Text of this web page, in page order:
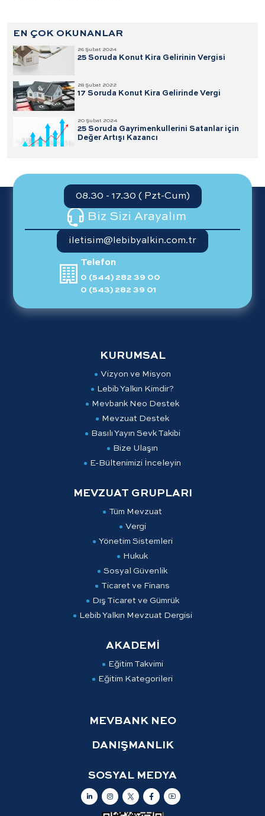
EN ÇOK OKUNANLAR
26 Şubat 2024
25 Soruda Konut Kira Gelirinin Vergisi
28 Şubat 2022
17 Soruda Konut Kira Gelirinde Vergi
20 Şubat 2024
25 Soruda Gayrimenkullerini Satanlar için
Değer Artışı Kazancı
08.30 - 17.30 ( Pzt-Cum)
Biz Sizi Arayalım
iletisim@lebibyalkin.com.tr
Telefon
0 (544) 282 39 00
0 (543) 282 39 01
KURUMSAL
Vizyon ve Misyon
Lebib Yalkın Kimdir?
Mevbank Neo Destek
Mevzuat Destek
Basılı Yayın Sevk Takibi
Bize Ulaşın
E-Bültenimizi İnceleyin
MEVZUAT GRUPLARI
Tüm Mevzuat
Vergi
Yönetim Sistemleri
Hukuk
Sosyal Güvenlik
Ticaret ve Finans
Dış Ticaret ve Gümrük
Lebib Yalkın Mevzuat Dergisi
AKADEMİ
Eğitim Takvimi
Eğitim Kategorileri
MEVBANK NEO
DANIŞMANLIK
SOSYAL MEDYA